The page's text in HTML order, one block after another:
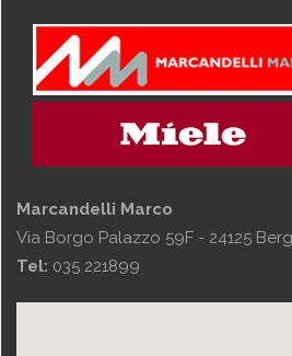
Marcandelli Marco
Via Borgo Palazzo 59F - 24125
Tel: 035 221899